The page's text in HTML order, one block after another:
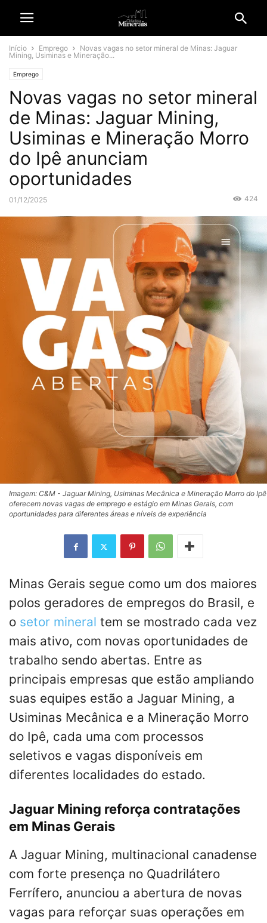
Início Emprego
Novas vagas no setor mineral de Minas: Jaguar
Mining, Usiminas e Mineração...
Emprego
Novas vagas no setor mineral
de Minas: Jaguar Mining,
Usiminas e Mineração Morro
do Ipê anunciam
oportunidades
01/12/2025 424
Imagem: C&M - Jaguar Mining, Usiminas Mecânica e Mineração Morro do Ipê
oferecem novas vagas de emprego e estágio em Minas Gerais, com
oportunidades para diferentes áreas e níveis de experiência
Minas Gerais segue como um dos maiores
polos geradores de empregos do Brasil, e
o setor mineral tem se mostrado cada vez
mais ativo, com novas oportunidades de
trabalho sendo abertas. Entre as
principais empresas que estão ampliando
suas equipes estão a Jaguar Mining, a
Usiminas Mecânica e a Mineração Morro
do Ipê, cada uma com processos
seletivos e vagas disponíveis em
diferentes localidades do estado.
Jaguar Mining reforça contratações
em Minas Gerais
A Jaguar Mining, multinacional canadense
com forte presença no Quadrilátero
Ferrífero, anunciou a abertura de novas
vagas para reforçar suas operações em